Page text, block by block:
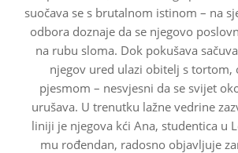
suočava se s brutalnom istinom – na
odbora doznaje da se njegovo
na rubu sloma. Dok pokušava
njegov ured ulazi obitelj s tortom,
pjesmom – nesvjesni da se svijet
urušava. U trenutku lažne vedrine
liniji je njegova kći Ana, studentica u
mu rođendan, radosno objavljuje